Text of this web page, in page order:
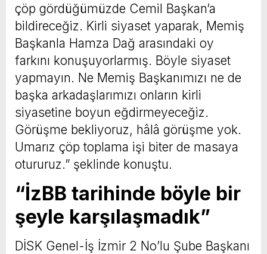
çöp gördüğümüzde Cemil Başkan’a
bildireceğiz. Kirli siyaset yaparak, Memiş
Başkanla Hamza Dağ arasındaki oy
farkını konuşuyorlarmış. Böyle siyaset
yapmayın. Ne Memiş Başkanımızı ne de
başka arkadaşlarımızı onların kirli
siyasetine boyun eğdirmeyeceğiz.
Görüşme bekliyoruz, hâlâ görüşme yok.
Umarız çöp toplama işi biter de masaya
otururuz.” şeklinde konuştu.
“İzBB tarihinde böyle bir
şeyle karşılaşmadık”
DİSK Genel-İş İzmir 2 No’lu Şube Başkanı